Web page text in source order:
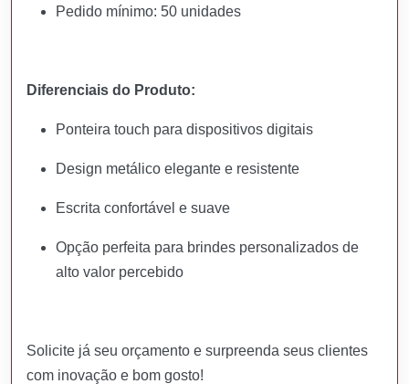
Pedido mínimo: 50 unidades
Diferenciais do Produto:
Ponteira touch para dispositivos digitais
Design metálico elegante e resistente
Escrita confortável e suave
Opção perfeita para brindes personalizados de
alto valor percebido
Solicite já seu orçamento e surpreenda seus clientes
com inovação e bom gosto!